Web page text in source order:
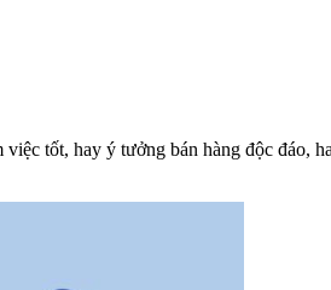
tốt, hay ý tưởng bán hàng độc đáo,